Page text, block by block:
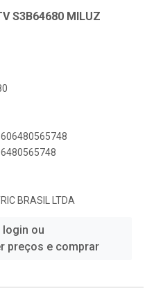
S3B64680 MILUZ
BRASIL LTDA
login ou
preços e comprar